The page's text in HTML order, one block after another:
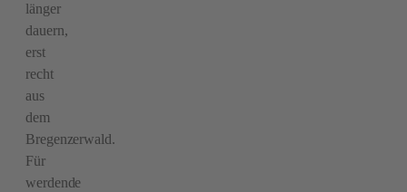
länger
dauern,
erst
recht
aus
dem
Bregenzerwald.
Für
werdende